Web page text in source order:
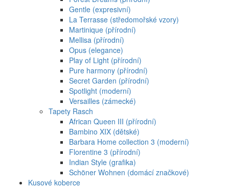
Gentle (expresivní)
La Terrasse (středomořské vzory)
Martinique (přírodní)
Mellisa (přírodní)
Opus (elegance)
Play of Light (přírodní)
Pure harmony (přírodní)
Secret Garden (přírodní)
Spotlight (moderní)
Versailles (zámecké)
Tapety Rasch
African Queen III (přírodní)
Bambino XIX (dětské)
Barbara Home collection 3 (moderní)
Florentine 3 (přírodní)
Indian Style (grafika)
Schöner Wohnen (domácí značkové)
Kusové koberce